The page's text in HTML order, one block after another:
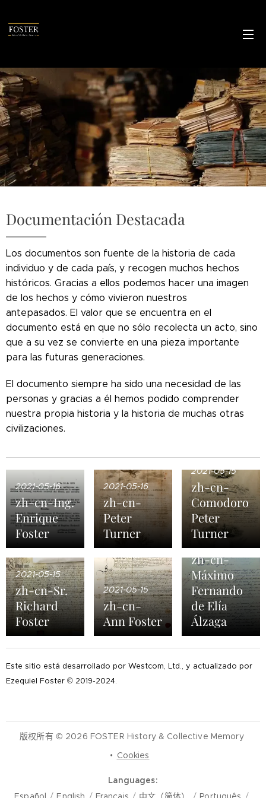
Documentación Destacada
Los documentos son fuente de la historia de cada
individuo y de cada país, y recogen muchos hechos
históricos. Gracias a ellos podemos hacer una imagen
de los hechos y cómo vivieron nuestros
antepasados. El valor que se encuentra en el
documento está en que no sólo recolecta un acto, sino
que a su vez se convierte en una pieza importante
para las futuras generaciones.
El documento siempre ha sido una necesidad de las
personas y gracias a él hemos podido comprender
nuestra propia historia y la historia de muchas otras
civilizaciones.
2021-05-16
zh-cn-Ing.
Enrique
Foster
2021-05-16
zh-cn-
Peter
Turner
2021-05-15
zh-cn-
Comodoro
Peter
Turner
2021-05-15
zh-cn-Sr.
Richard
Foster
2021-05-15
zh-cn-
Ann Foster
zh-cn-
Máximo
Fernando
de Elía
Álzaga
Este sitio está desarrollado por Westcom, Ltd., y actualizado por
Ezequiel Foster © 2019-2024.
版权所有 © 2026 FOSTER History & Collective Memory
Cookies
Languages